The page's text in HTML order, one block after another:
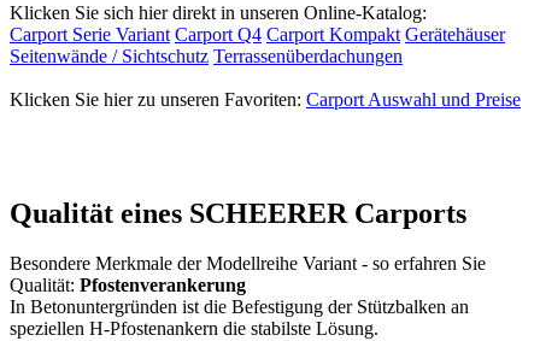
Klicken Sie sich hier direkt in unseren Online-Katalog:
Carport Serie Variant Carport Q4 Carport Kompakt Gerätehäuser
Seitenwände / Sichtschutz Terrassenüberdachungen
Klicken Sie hier zu unseren Favoriten: Carport Auswahl und Preise
Qualität eines SCHEERER Carports
Besondere Merkmale der Modellreihe Variant - so erfahren Sie
Qualität: Pfostenverankerung
In Betonuntergründen ist die Befestigung der Stützbalken an
speziellen H-Pfostenankern die stabilste Lösung.